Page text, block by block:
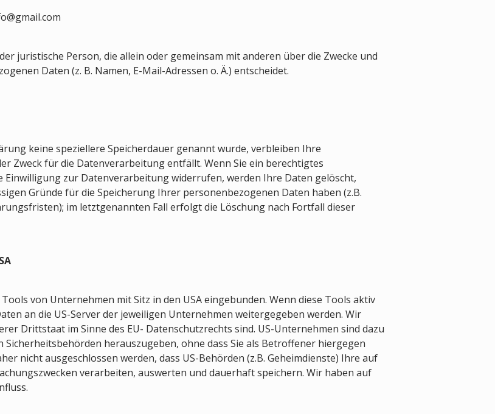
juristische Person, die allein oder gemeinsam mit anderen über die Zwecke und
Daten (z. B. Namen, E-Mail-Adressen o. Ä.) entscheidet.
keine speziellere Speicherdauer genannt wurde, verbleiben Ihre
Zweck für die Datenverarbeitung entfällt. Wenn Sie ein berechtigtes
Einwilligung zur Datenverarbeitung widerrufen, werden Ihre Daten gelöscht,
Gründe für die Speicherung Ihrer personenbezogenen Daten haben (z.B.
im letztgenannten Fall erfolgt die Löschung nach Fortfall dieser
von Unternehmen mit Sitz in den USA eingebunden. Wenn diese Tools aktiv
an die US-Server der jeweiligen Unternehmen weitergegeben werden. Wir
Drittstaat im Sinne des EU- Datenschutzrechts sind. US-Unternehmen sind dazu
herauszugeben, ohne dass Sie als Betroffener hiergegen
nicht ausgeschlossen werden, dass US-Behörden (z.B. Geheimdienste) Ihre auf
verarbeiten, auswerten und dauerhaft speichern. Wir haben auf